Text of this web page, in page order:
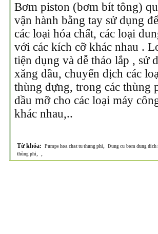
Bơm piston (bơm bít tông)
vận hành bằng tay sử dụng
các loại hóa chất, các loại
với các kích cỡ khác nhau .
tiện dụng và dễ tháo lắp , sử
xăng dầu, chuyển dịch các
thùng đựng, trong các thùng
dầu mỡ cho các loại máy
khác nhau,..
Từ khóa: Pumps hoa chat tu thung phi,Dung cu bom dung
thùng phi, ,